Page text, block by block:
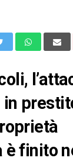
è finito